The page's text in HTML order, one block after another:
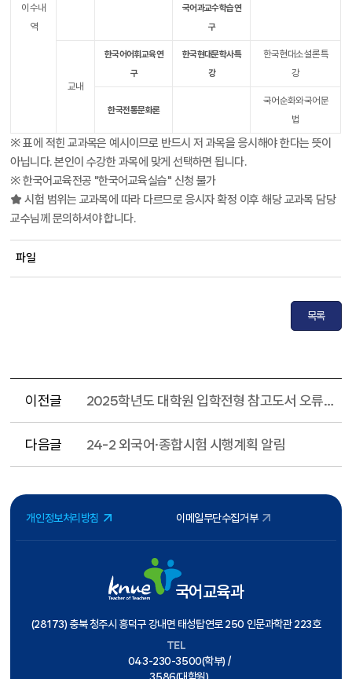
이수내
역
국어과교수학습연
구
교내
한국어어휘교육연
구
한국현대문학사특
강
한국현대소설론특
강
한국전통문화론
국어순화와국어문
법
※ 표에 적힌 교과목은 예시이므로 반드시 저 과목을 응시해야 한다는 뜻이
아닙니다. 본인이 수강한 과목에 맞게 선택하면 됩니다.
※ 한국어교육전공 "한국어교육실습" 신청 불가
★ 시험 범위는 교과목에 따라 다르므로 응시자 확정 이후 해당 교과목 담당
교수님께 문의하셔야 합니다.
파일
목록
이전글 2025학년도 대학원 입학전형 참고도서 오류 안내
다음글 24-2 외국어·종합시험 시행계획 알림
개인정보처리방침 이메일무단수집거부
국어교육과
(28173) 충북 청주시 흥덕구 강내면 태성탑연로 250 인문과학관 223호
TEL
043-230-3500(학부) /